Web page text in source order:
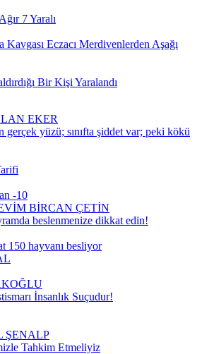
7 Yaralı
Kavgası Eczacı Merdivenlerden Aşağı
Bir Kişi Yaralandı
EKER
yüzü; sınıfta şiddet var; peki kökü
-10
BİRCAN ÇETİN
beslenmenize dikkat edin!
150 hayvanı besliyor
İnsanlık Suçudur!
ŞENALP
Tahkim Etmeliyiz